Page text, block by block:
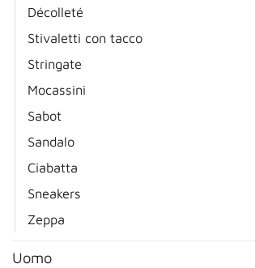
Décolleté
Stivaletti con tacco
Stringate
Mocassini
Sabot
Sandalo
Ciabatta
Sneakers
Zeppa
Uomo